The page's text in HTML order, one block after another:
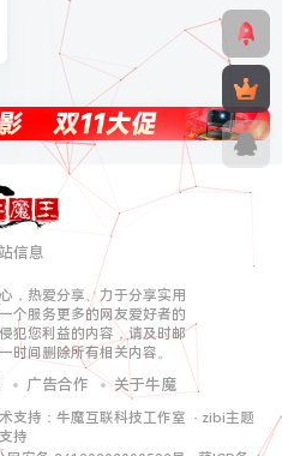
信息
，热爱分享、力于分享实用
个服务更多的网友爱好者的
犯您利益的内容，请及时邮
时间删除所有相关内容。
广告合作 关于牛魔
支持： 牛魔互联科技工作室 · zibi主题
支持